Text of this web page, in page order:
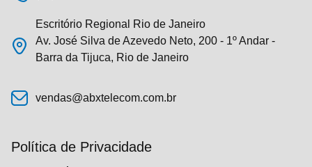
Escritório Regional Rio de Janeiro
Av. José Silva de Azevedo Neto, 200 - 1º Andar -
Barra da Tijuca, Rio de Janeiro
vendas@abxtelecom.com.br
Política de Privacidade